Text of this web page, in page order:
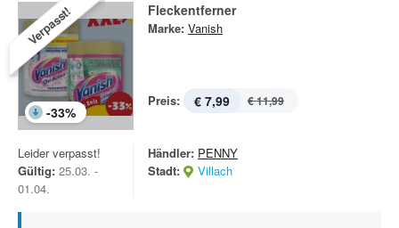
Verpasst!
-33%
Fleckentferner
Marke: Vanish
Preis: € 7,99 € 11,99
Leider verpasst!
Gültig: 25.03. -
01.04.
Händler: PENNY
Stadt:
Villach